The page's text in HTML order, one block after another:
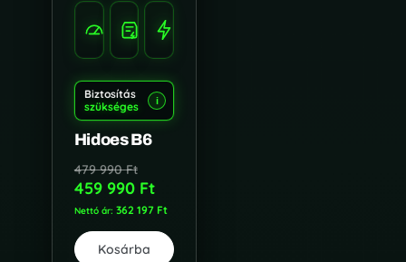
KM/H
HATÓTÁV
Biztosítás
szükséges
i
Hidoes B6
479 990Ft
459 990 Ft
Nettó ár: 362 197 Ft
Kosárba